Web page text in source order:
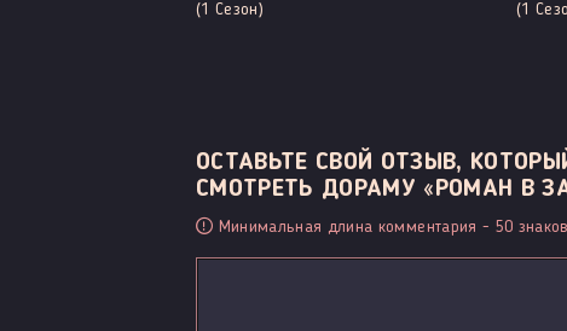
(1 Сезон) (1
ОСТАВЬТЕ СВОЙ ОТЗЫВ,
СМОТРЕТЬ ДОРАМУ «РОМАН В
Минимальная длина комментария - 50